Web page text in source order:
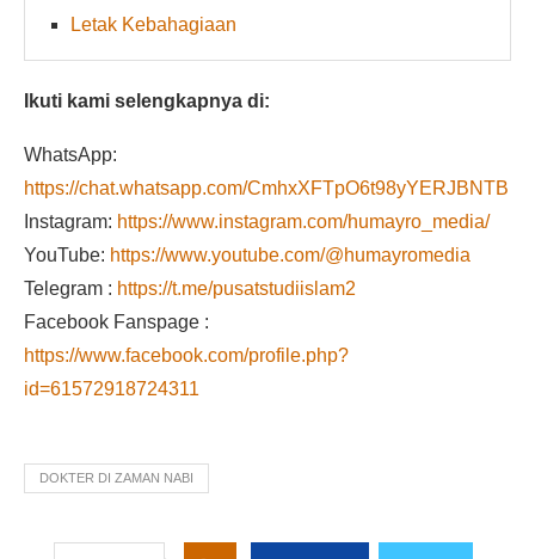
Letak Kebahagiaan
Ikuti kami selengkapnya di:
WhatsApp:
https://chat.whatsapp.com/CmhxXFTpO6t98yYERJBNTB
Instagram: https://www.instagram.com/humayro_media/
YouTube: https://www.youtube.com/@humayromedia
Telegram : https://t.me/pusatstudiislam2
Facebook Fanspage :
https://www.facebook.com/profile.php?
id=61572918724311
DOKTER DI ZAMAN NABI